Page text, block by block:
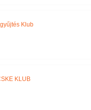
Klub
KLUB